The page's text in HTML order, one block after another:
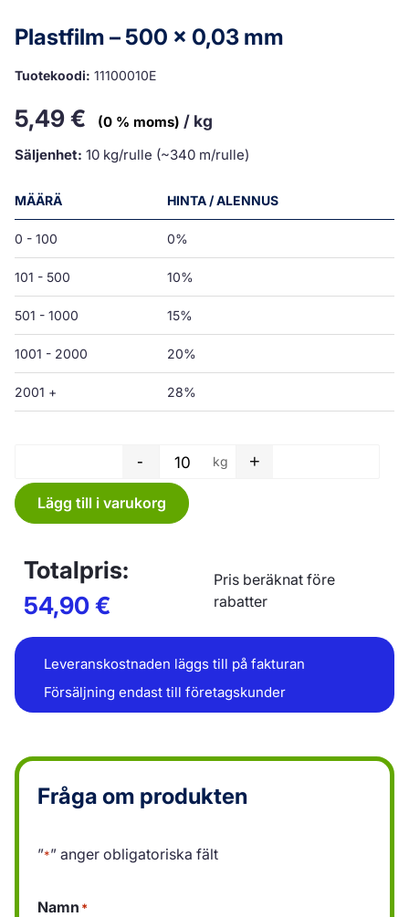
Plastfilm – 500 x 0,03 mm
Tuotekoodi: 11100010E
5,49€ (0 % moms) / kg
Säljenhet: 10 kg/rulle (~340 m/rulle)
MÄÄRÄ HINTA / ALENNUS
0 - 100 0%
101 - 500 10%
501 - 1000 15%
1001 - 2000 20%
2001 + 28%
Plastfilm - 500 x 0,03 mm
- kg +
Lägg till i varukorg
Totalpris:
54,90€
Pris beräknat före
rabatter
Leveranskostnaden läggs till på fakturan
Försäljning endast till företagskunder
Fråga om produkten
”*” anger obligatoriska fält
Namn *